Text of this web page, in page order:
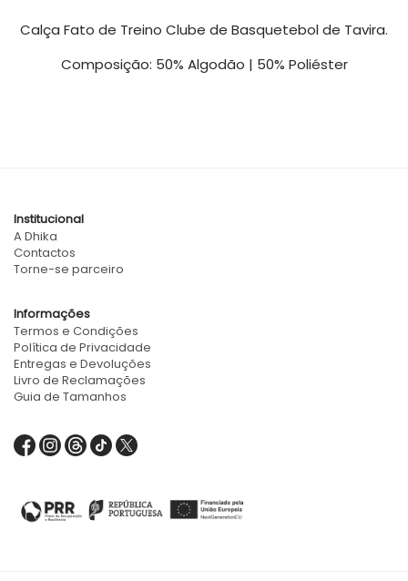
Calça Fato de Treino Clube de Basquetebol de Tavira.
Composição: 50% Algodão | 50% Poliéster
Institucional
A Dhika
Contactos
Torne-se parceiro
Informações
Termos e Condições
Política de Privacidade
Entregas e Devoluções
Livro de Reclamações
Guia de Tamanhos